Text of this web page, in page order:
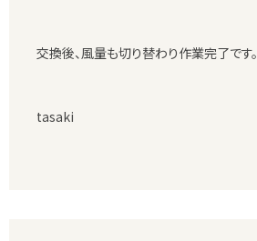
交換後、風量も切り替わり作業完了です。
tasaki